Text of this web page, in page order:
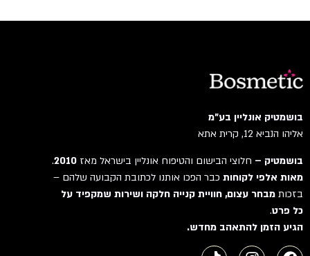
בושמטיק אונליין בע"מ
אליהו הנביא 12, קרית אתא
בושמטיק –חלוצי הבישום והטיפוח אונליין בישראל מאז2010
.
מאות אלפי לקוחותכבר הפכו אותנו לכתובת הקבועה שלהם –
בזכותמבחר עצום, חוויית קנייה חלקה ושירות שמקפיד על
כל פרט.
הגיע הזמן להתאהב מחדש.